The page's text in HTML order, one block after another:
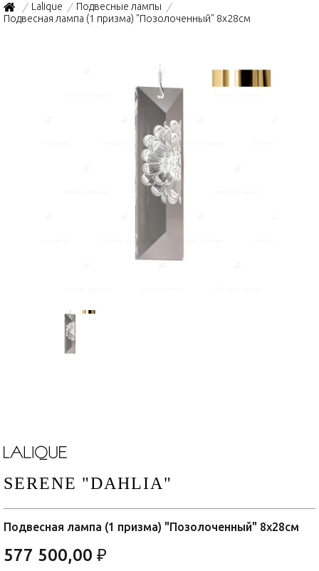
/ Lalique / Подвесные лампы /
Подвесная лампа (1 призма) "Позолоченный" 8x28см
SERENE "DAHLIA"
Подвесная лампа (1 призма) "Позолоченный" 8x28см
577 500,00 ₽